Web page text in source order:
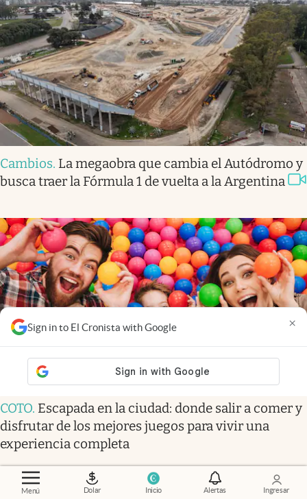
Menú Dolar Inicio Alertas Ingresar
Sign in to El Cronista with Google ×
Cambios. La megaobra que cambia el Autódromo y
busca traer la Fórmula 1 de vuelta a la Argentina
COTO. Escapada en la ciudad: donde salir a comer y
disfrutar de los mejores juegos para vivir una
experiencia completa
Las más leídas